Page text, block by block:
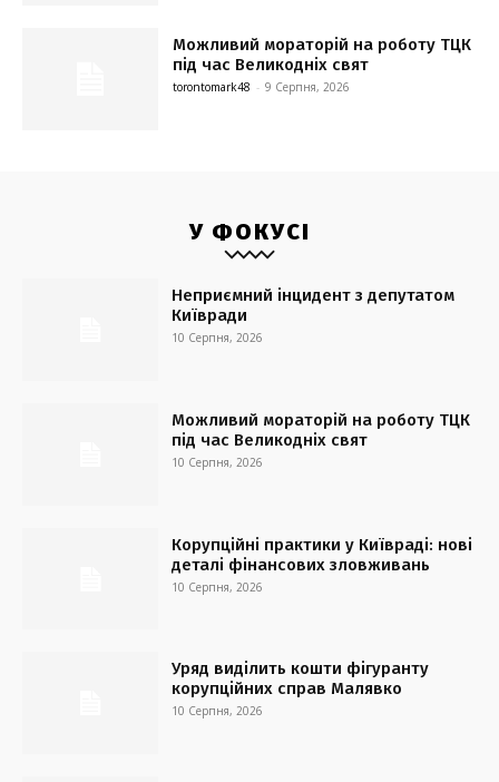
Можливий мораторій на роботу ТЦК
під час Великодніх свят
torontomark48 - 9 Серпня, 2026
У ФОКУСІ
Неприємний інцидент з депутатом
Київради
10 Серпня, 2026
Можливий мораторій на роботу ТЦК
під час Великодніх свят
10 Серпня, 2026
Корупційні практики у Київраді: нові
деталі фінансових зловживань
10 Серпня, 2026
Уряд виділить кошти фігуранту
корупційних справ Малявко
10 Серпня, 2026